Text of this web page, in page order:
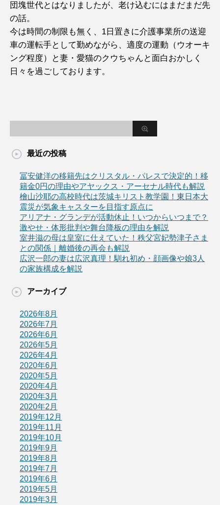
団塊世代とはなりましたが、老け込むにはまだまだ先
の話。
今は時間の制限も無く、1日置きに介護事業所の送迎
車の運転手として勤めながら、適度の運動（ウオーキ
ング程度）と妻・愛猫のクウちゃんと面白おかしく
日々を過ごしております。
最近の投稿
冨安健洋の移籍先はクリスタル・パレスで決定的！移
籍金0円の理由やアヤックス・アーセナル時代も解説
檜山沙耶の高校時代は茨城キリスト教学園！東日本大
震災が気象キャスターを目指す原点に
アリアナ・グランデが活動休止！いつからいつまで？
激やせ・体形批判や舞台降板の理由を解説
室井滋の母は皇室に仕えていた！秩父宮妃勢津子さま
との関係｜離婚後の再会も解説
広沢一郎の妻は広沢真理！馴れ初め・顔画像や娘3人
の家族構成を解説
アーカイブ
2026年8月
2026年7月
2026年6月
2026年5月
2026年4月
2020年6月
2020年5月
2020年4月
2020年3月
2020年2月
2019年12月
2019年11月
2019年10月
2019年9月
2019年8月
2019年7月
2019年6月
2019年5月
2019年3月